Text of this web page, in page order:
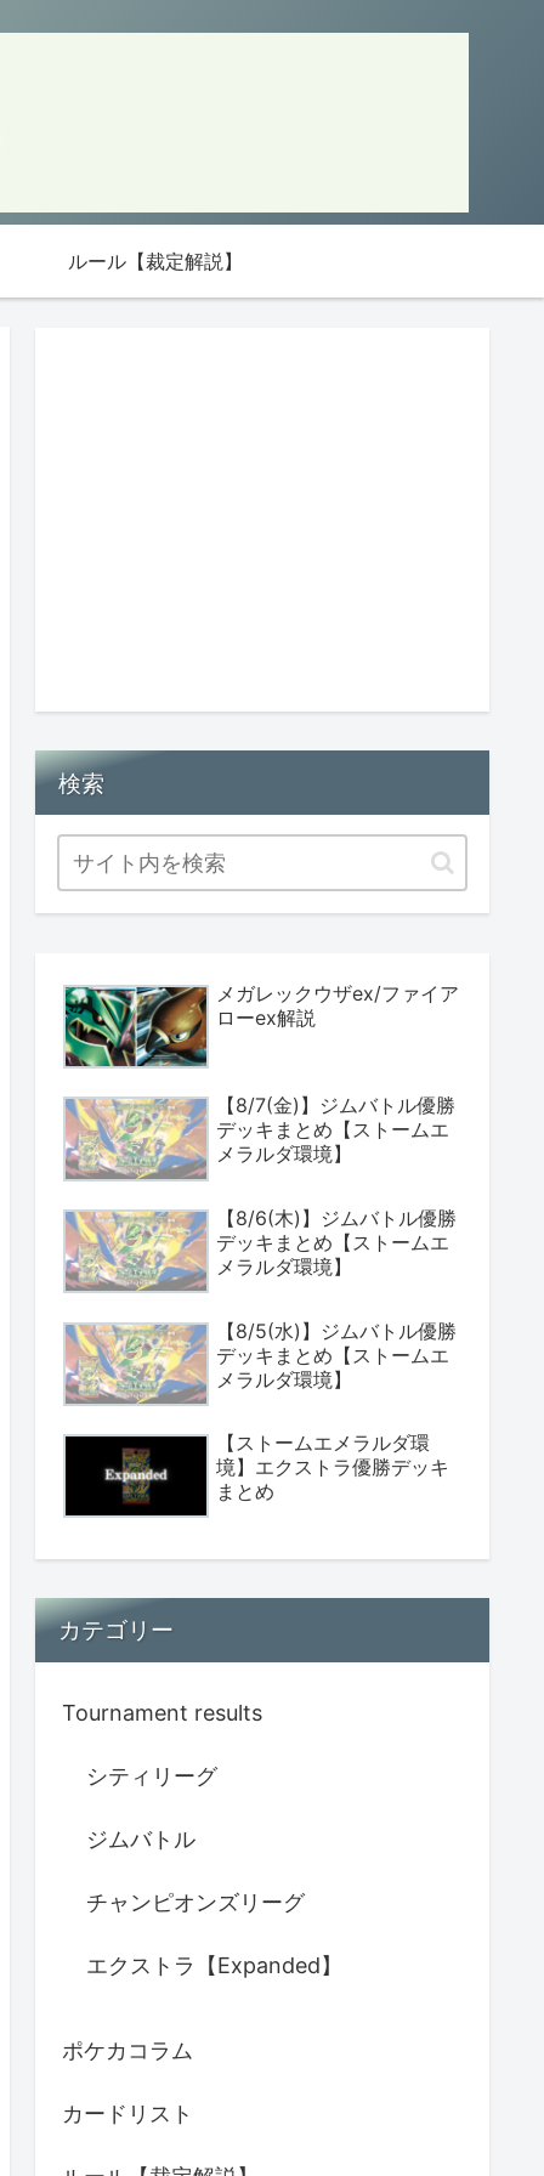
ルール【裁定解説】
検索
メガレックウザex/ファイア
ローex解説
【8/7(金)】ジムバトル優勝
デッキまとめ【ストームエ
メラルダ環境】
【8/6(木)】ジムバトル優勝
デッキまとめ【ストームエ
メラルダ環境】
【8/5(水)】ジムバトル優勝
デッキまとめ【ストームエ
メラルダ環境】
【ストームエメラルダ環
境】エクストラ優勝デッキ
まとめ
カテゴリー
Tournament results
シティリーグ
ジムバトル
チャンピオンズリーグ
エクストラ【Expanded】
ポケカコラム
カードリスト